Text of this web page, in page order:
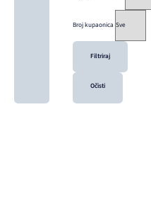
Broj kupaonica
Filtriraj
Očisti